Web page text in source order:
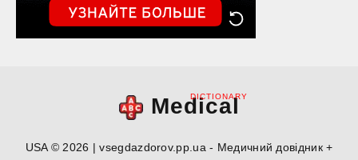
Medical
DICTIONARY
USA © 2026 | vsegdazdorov.pp.ua - Медичний довідник +